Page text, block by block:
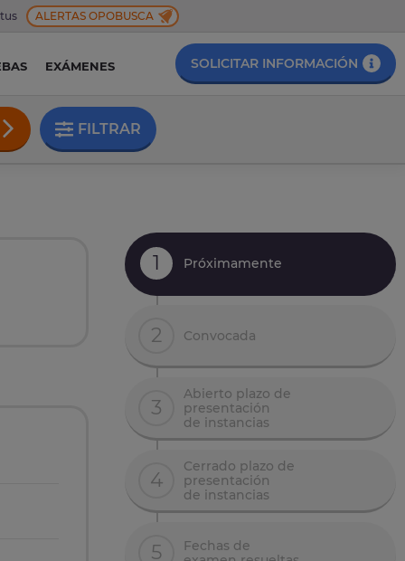
ALERTAS OPOBUSCA
EXÁMENES SOLICITAR INFORMACIÓN
FILTRAR
1 Próximamente
2 Convocada
3
Abierto plazo de
presentación
de instancias
4
Cerrado plazo de
presentación
de instancias
5
Fechas de